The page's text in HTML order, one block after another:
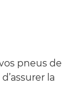
pneus de
la